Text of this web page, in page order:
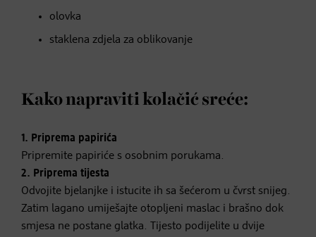
olovka
staklena zdjela za oblikovanje
Kako napraviti kolačić sreće:
1. Priprema papirića
Pripremite papiriće s osobnim porukama.
2. Priprema tijesta
Odvojite bjelanjke i istucite ih sa šećerom u čvrst snijeg.
Zatim lagano umiješajte otopljeni maslac i brašno dok
smjesa ne postane glatka. Tijesto podijelite u dvije